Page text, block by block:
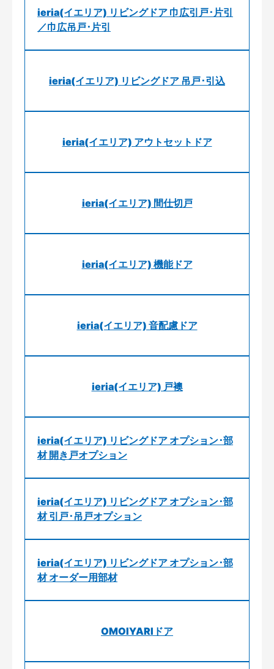
ieria(イエリア) リビングドア 巾広引戸･片引
／巾広吊戸･片引
ieria(イエリア) リビングドア 吊戸･引込
ieria(イエリア) アウトセットドア
ieria(イエリア) 間仕切戸
ieria(イエリア) 機能ドア
ieria(イエリア) 音配慮ドア
ieria(イエリア) 戸襖
ieria(イエリア) リビングドア オプション･部
材 開き戸オプション
ieria(イエリア) リビングドア オプション･部
材 引戸･吊戸オプション
ieria(イエリア) リビングドア オプション･部
材 オーダー用部材
OMOIYARIドア